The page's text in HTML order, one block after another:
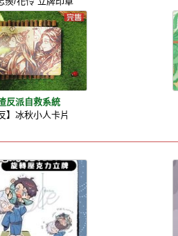
反派自救系統
】冰秋小人卡片